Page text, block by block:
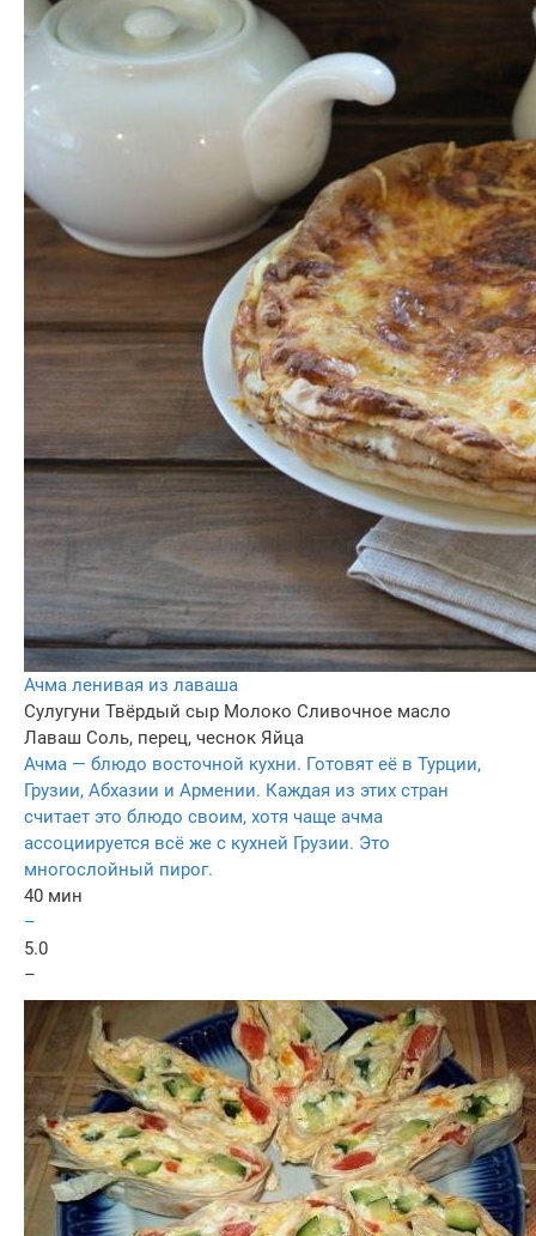
Ачма ленивая из лаваша
Сулугуни Твёрдый сыр Молоко Сливочное масло
Лаваш Соль, перец, чеснок Яйца
Ачма — блюдо восточной кухни. Готовят её в Турции,
Грузии, Абхазии и Армении. Каждая из этих стран
считает это блюдо своим, хотя чаще ачма
ассоциируется всё же с кухней Грузии. Это
многослойный пирог.
40 мин
–
5.0
–